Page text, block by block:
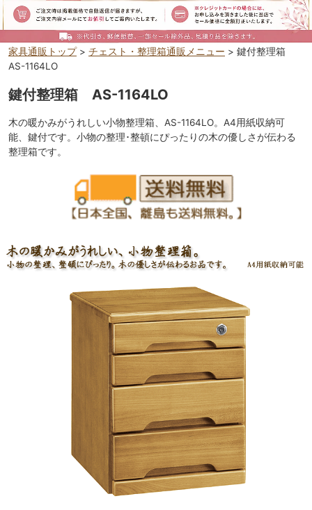
家具通販トップ> チェスト・整理箱通販メニュー > 鍵付整理箱
AS-1164LO
鍵付整理箱 AS-1164LO
木の暖かみがうれしい小物整理箱、AS-1164LO。A4用紙収納可
能、鍵付です。小物の整理･整頓にぴったりの木の優しさが伝わる
整理箱です。